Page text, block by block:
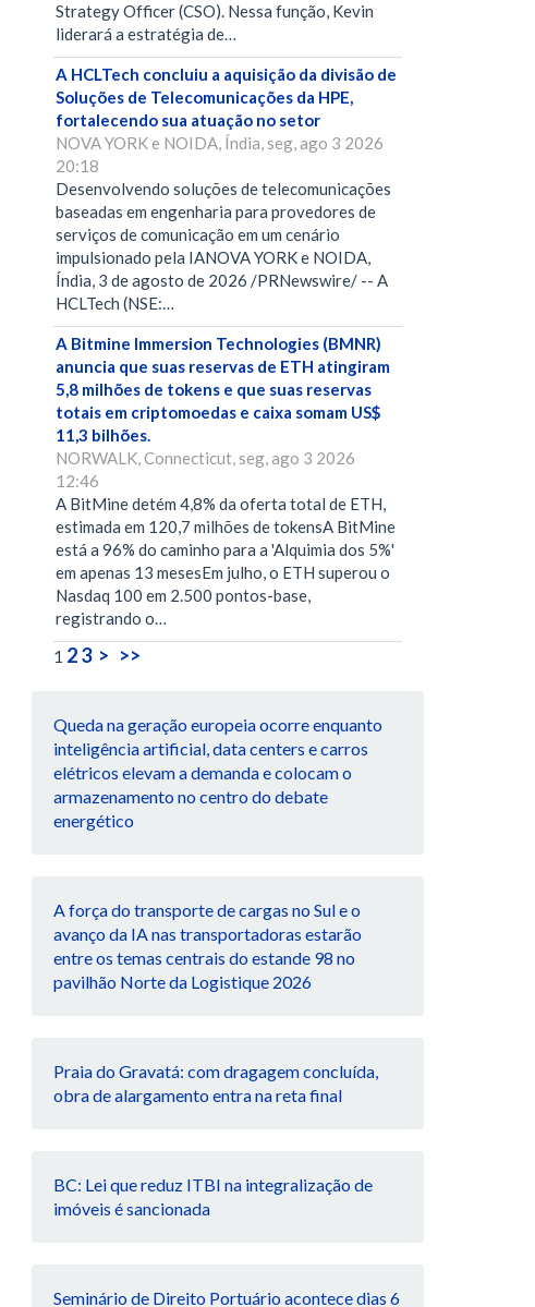
Strategy Officer (CSO). Nessa função, Kevin
liderará a estratégia de…
A HCLTech concluiu a aquisição da divisão de
Soluções de Telecomunicações da HPE,
fortalecendo sua atuação no setor
NOVA YORK e NOIDA, Índia, seg, ago 3 2026
20:18
Desenvolvendo soluções de telecomunicações
baseadas em engenharia para provedores de
serviços de comunicação em um cenário
impulsionado pela IANOVA YORK e NOIDA,
Índia, 3 de agosto de 2026 /PRNewswire/ -- A
HCLTech (NSE:…
A Bitmine Immersion Technologies (BMNR)
anuncia que suas reservas de ETH atingiram
5,8 milhões de tokens e que suas reservas
totais em criptomoedas e caixa somam US$
11,3 bilhões.
NORWALK, Connecticut, seg, ago 3 2026
12:46
A BitMine detém 4,8% da oferta total de ETH,
estimada em 120,7 milhões de tokensA BitMine
está a 96% do caminho para a 'Alquimia dos 5%'
em apenas 13 mesesEm julho, o ETH superou o
Nasdaq 100 em 2.500 pontos-base,
registrando o…
1 23 > >>
Queda na geração europeia ocorre enquanto
inteligência artificial, data centers e carros
elétricos elevam a demanda e colocam o
armazenamento no centro do debate
energético
A força do transporte de cargas no Sul e o
avanço da IA nas transportadoras estarão
entre os temas centrais do estande 98 no
pavilhão Norte da Logistique 2026
Praia do Gravatá: com dragagem concluída,
obra de alargamento entra na reta final
BC: Lei que reduz ITBI na integralização de
imóveis é sancionada
Seminário de Direito Portuário acontece dias 6